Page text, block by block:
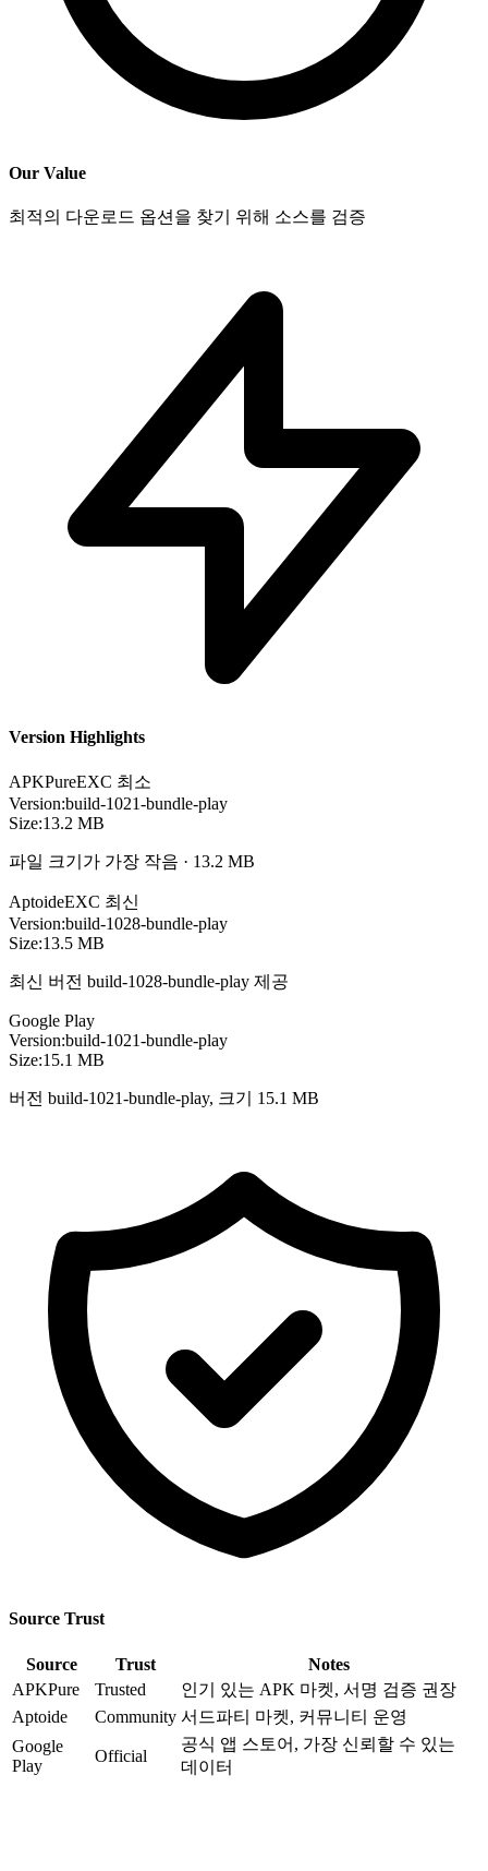
Our Value
최적의 다운로드 옵션을 찾기 위해 소스를 검증
Version Highlights
APKPureEXC 최소
Version:build-1021-bundle-play
Size:13.2 MB
파일 크기가 가장 작음 · 13.2 MB
AptoideEXC 최신
Version:build-1028-bundle-play
Size:13.5 MB
최신 버전 build-1028-bundle-play 제공
Google Play
Version:build-1021-bundle-play
Size:15.1 MB
버전 build-1021-bundle-play, 크기 15.1 MB
Source Trust
Source Trust
Notes
APKPure
Trusted
인기 있는 APK 마켓, 서명 검증 권장
Aptoide
Community 서드파티 마켓, 커뮤니티 운영
Google
Play
Official
공식 앱 스토어, 가장 신뢰할 수 있는
데이터